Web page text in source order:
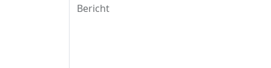
Bericht